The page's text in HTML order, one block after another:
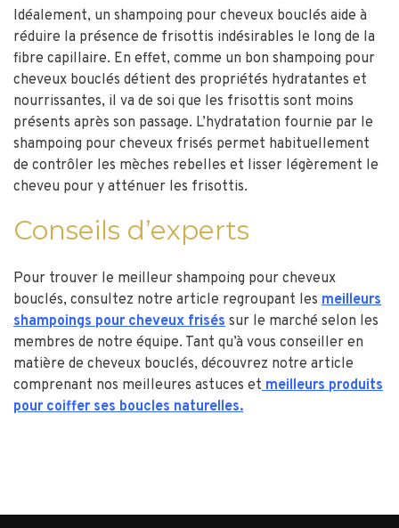
Idéalement, un shampoing pour cheveux bouclés aide à
réduire la présence de frisottis indésirables le long de la
fibre capillaire. En effet, comme un bon shampoing pour
cheveux bouclés détient des propriétés hydratantes et
nourrissantes, il va de soi que les frisottis sont moins
présents après son passage. L’hydratation fournie par le
shampoing pour cheveux frisés permet habituellement
de contrôler les mèches rebelles et lisser légèrement le
cheveu pour y atténuer les frisottis.
Conseils d’experts
Pour trouver le meilleur shampoing pour cheveux
bouclés, consultez notre article regroupant les meilleurs
shampoings pour cheveux frisés sur le marché selon les
membres de notre équipe. Tant qu’à vous conseiller en
matière de cheveux bouclés, découvrez notre article
comprenant nos meilleures astuces etmeilleurs produits
pour coiffer ses boucles naturelles.